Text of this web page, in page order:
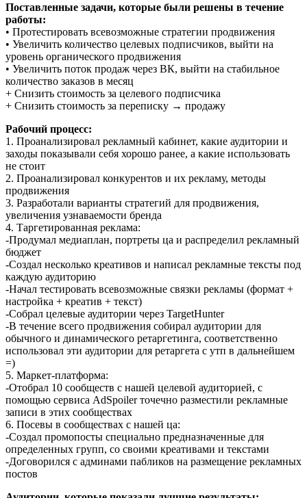
Поставленные задачи, которые были решены в течение
работы:
• Протестировать всевозможные стратегии продвижения
• Увеличить количество целевых подписчиков, выйти на
уровень органического продвижения
• Увеличить поток продаж через ВК, выйти на стабильное
количество заказов в месяц
+ Снизить стоимость за целевого подписчика
+ Снизить стоимость за переписку → продажу
Рабочий процесс:
1. Проанализировал рекламный кабинет, какие аудитории и
заходы показывали себя хорошо ранее, а какие использовать
не стоит
2. Проанализировал конкурентов и их рекламу, методы
продвижения
3. Разработали варианты стратегий для продвижения,
увеличения узнаваемости бренда
4. Таргетированная реклама:
-Продумал медиаплан, портреты ца и распределил рекламный
бюджет
-Создал несколько креативов и написал рекламные тексты под
каждую аудиторию
-Начал тестировать всевозможные связки рекламы (формат +
настройка + креатив + текст)
-Собрал целевые аудитории через TargetHunter
-В течение всего продвижения собирал аудитории для
обычного и динамического ретаргетинга, соответственно
использовал эти аудитории для ретаргета с утп в дальнейшем
=)
5. Маркет-платформа:
-Отобрал 10 сообществ с нашей целевой аудиторией, с
помощью сервиса AdSpoiler точечно разместили рекламные
записи в этих сообществах
6. Посевы в сообществах с нашей ца:
-Создал промопосты специально предназначенные для
определенных групп, со своими креативами и текстами
-Договорился с админами пабликов на размещение рекламных
постов